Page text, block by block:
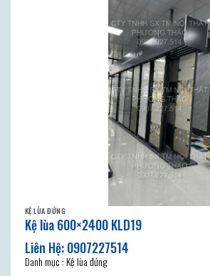
KỆ LÙA ĐỨNG
Kệ lùa 600×2400 KLD19
Danh mục : Kệ lùa đứng